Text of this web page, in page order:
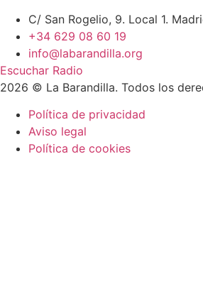
C/ San Rogelio, 9. Local 1.
+34 629 08 60 19
info@labarandilla.org
Escuchar Radio
2026 © La Barandilla. Todos los
Política de privacidad
Aviso legal
Política de cookies